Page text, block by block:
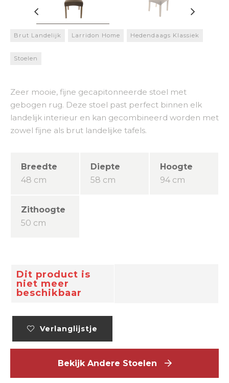
Brut Landelijk Larridon Home Hedendaags Klassiek
Stoelen
Zeer mooie, fijne gecapitonneerde stoel met
gebogen rug. Deze stoel past perfect binnen elk
landelijk interieur en kan gecombineerd worden met
zowel fijne als brut landelijke tafels.
Breedte
48 cm
Diepte
58 cm
Hoogte
94 cm
Zithoogte
50 cm
Dit product is
niet meer
beschikbaar
Verlanglijstje
Bekijk Andere Stoelen